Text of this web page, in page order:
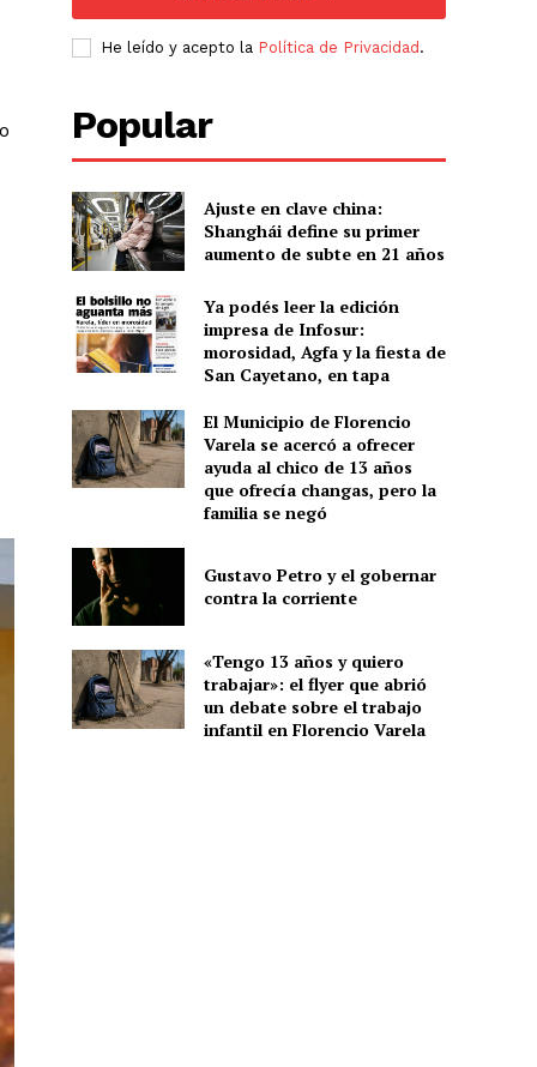
He leído y acepto la Política de Privacidad .
Popular
Ajuste en clave china:
Shanghái define su primer
aumento de subte en 21 años
Ya podés leer la edición
impresa de Infosur:
morosidad, Agfa y la fiesta de
San Cayetano, en tapa
El Municipio de Florencio
Varela se acercó a ofrecer
ayuda al chico de 13 años
que ofrecía changas, pero la
familia se negó
Gustavo Petro y el gobernar
contra la corriente
«Tengo 13 años y quiero
trabajar»: el flyer que abrió
un debate sobre el trabajo
infantil en Florencio Varela